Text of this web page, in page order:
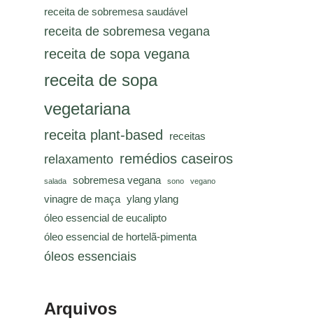
receita de sobremesa saudável
receita de sobremesa vegana
receita de sopa vegana
receita de sopa
vegetariana
receita plant-based receitas
relaxamento remédios caseiros
salada sobremesa vegana sono vegano
vinagre de maça ylang ylang
óleo essencial de eucalipto
óleo essencial de hortelã-pimenta
óleos essenciais
Arquivos